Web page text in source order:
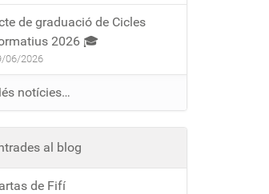
de graduació de Cicles
2026 🎓
06/2026
notícies…
al blog
de Fifí